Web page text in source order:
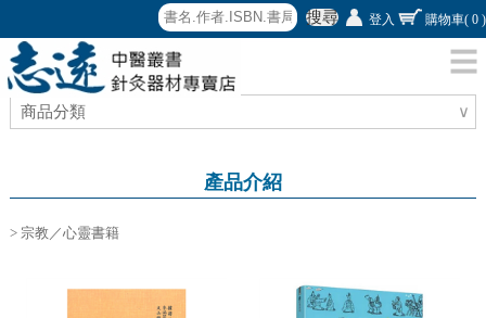
搜尋 登入 購物車( 0 )
商品分類 ∨
產品介紹
> 宗教／心靈書籍